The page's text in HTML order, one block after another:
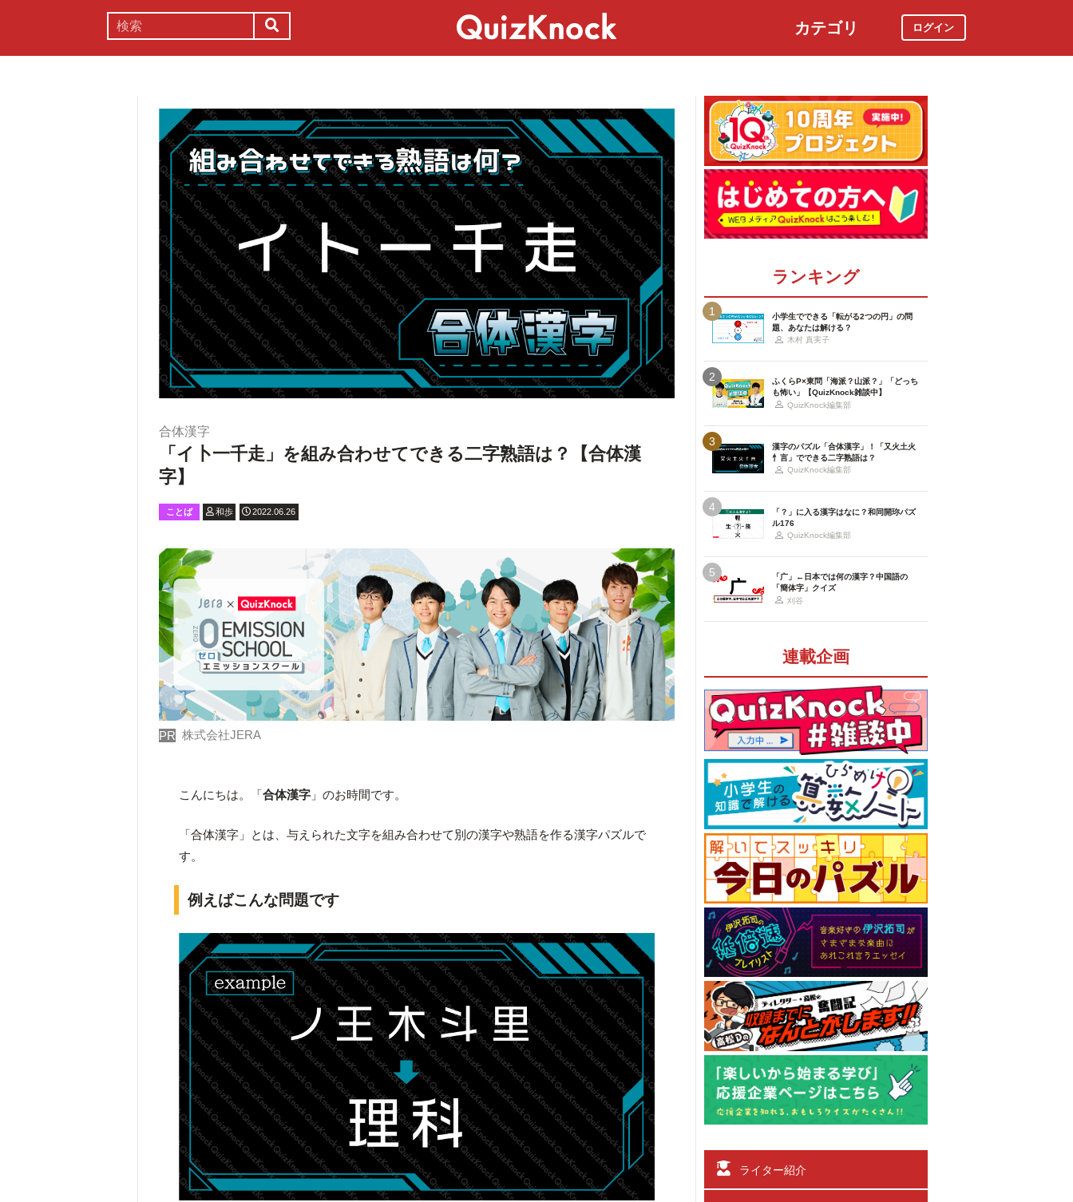
カテゴリ ログイン
合体漢字
「イ卜一千走」を組み合わせてできる二字熟語は？【合体漢
字】
ことば 和歩 2022.06.26
PR 株式会社JERA
こんにちは。「合体漢字 」のお時間です。
「合体漢字」とは、与えられた文字を組み合わせて別の漢字や熟語を作る漢字パズルで
す。
例えばこんな問題です
ランキング
1
小学生でできる「転がる2つの円」の問
題、あなたは解ける？
木村 真実子
2
ふくらP×東問「海派？山派？」「どっち
も怖い」【QuizKnock雑談中】
QuizKnock編集部
3
漢字のパズル「合体漢字」！「又火土火
忄言」でできる二字熟語は？
QuizKnock編集部
4
「？」に入る漢字はなに？和同開珎パズ
ル176
QuizKnock編集部
5
「广」←日本では何の漢字？中国語の
「簡体字」クイズ
刈谷
連載企画
ライター紹介